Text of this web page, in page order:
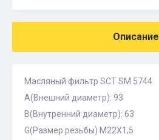
Описание
Масляный фильтр SCT SM 5744
A(Внешний диаметр): 93
B(Внутренний диаметр): 63
G(Размер резьбы) M22X1,5